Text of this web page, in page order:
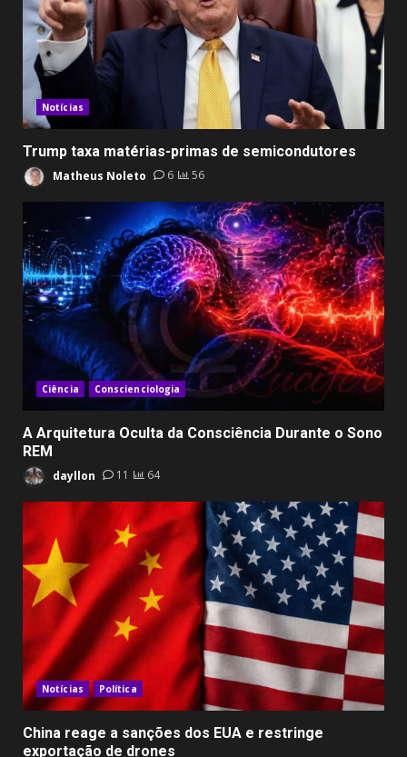
Notícias
Trump taxa matérias-primas de semicondutores
Matheus Noleto 6 56
Ciência Conscienciologia
A Arquitetura Oculta da Consciência Durante o Sono
REM
dayllon 11 64
Notícias Política
China reage a sanções dos EUA e restringe
exportação de drones